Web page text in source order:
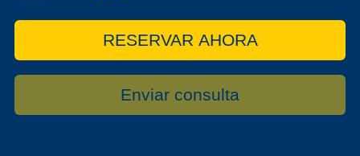
RESERVAR AHORA
Enviar consulta